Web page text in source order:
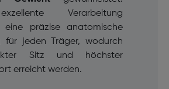
Verarbeitung
eine präzise anatomische
für jeden Träger, wodurch
Sitz und höchster
erreicht werden.